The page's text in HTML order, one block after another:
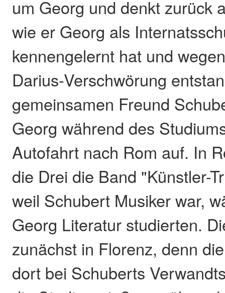
um Georg und denkt zurück
wie er Georg als
kennengelernt hat und
Darius-Verschwörung
gemeinsamen Freund
Georg während des
Autofahrt nach Rom auf. In
die Drei die Band "Künstler-
weil Schubert Musiker war,
Georg Literatur studierten.
zunächst in Florenz, denn
dort bei Schuberts